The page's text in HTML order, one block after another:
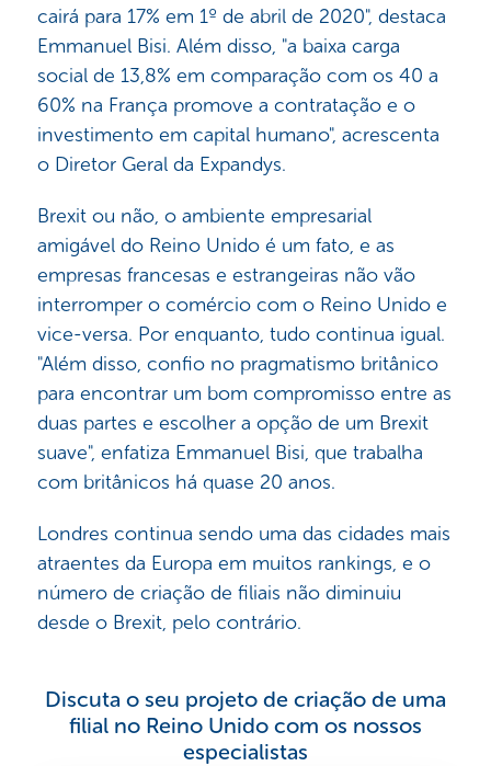
cairá para 17% em 1º de abril de 2020", destaca
Emmanuel Bisi. Além disso, "a baixa carga
social de 13,8% em comparação com os 40 a
60% na França promove a contratação e o
investimento em capital humano", acrescenta
o Diretor Geral da Expandys.
Brexit ou não, o ambiente empresarial
amigável do Reino Unido é um fato, e as
empresas francesas e estrangeiras não vão
interromper o comércio com o Reino Unido e
vice-versa. Por enquanto, tudo continua igual.
"Além disso, confio no pragmatismo britânico
para encontrar um bom compromisso entre as
duas partes e escolher a opção de um Brexit
suave", enfatiza Emmanuel Bisi, que trabalha
com britânicos há quase 20 anos.
Londres continua sendo uma das cidades mais
atraentes da Europa em muitos rankings, e o
número de criação de filiais não diminuiu
desde o Brexit, pelo contrário.
Discuta o seu projeto de criação de uma
filial no Reino Unido com os nossos
especialistas